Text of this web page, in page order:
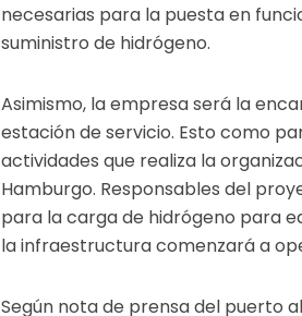
necesarias para la puesta en
suministro de hidrógeno.
Asimismo, la empresa será la
estación de servicio. Esto como
actividades que realiza la
Hamburgo. Responsables del
para la carga de hidrógeno para
la infraestructura comenzará a
Según nota de prensa del puerto